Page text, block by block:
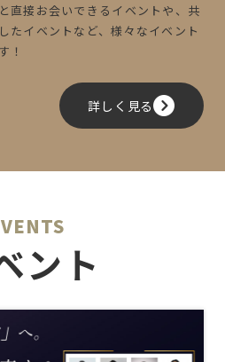
直接お会いできるイベントや、共
たイベントなど、様々なイベント
！
詳しく見る
ント